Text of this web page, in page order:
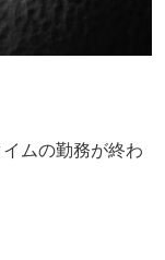
ムの勤務が終わ